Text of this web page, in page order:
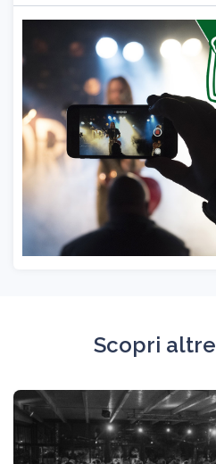
Scopri altre